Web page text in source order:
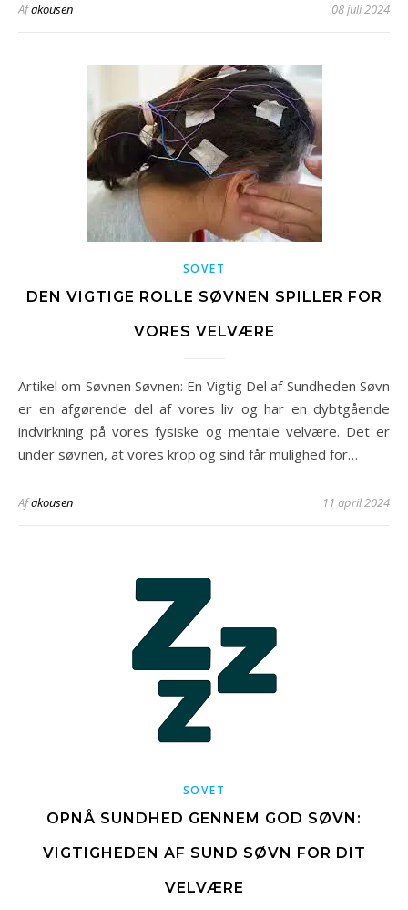
Afakousen 08 juli 2024
SOVET
DEN VIGTIGE ROLLE SØVNEN SPILLER FOR
VORES VELVÆRE
Artikel om Søvnen Søvnen: En Vigtig Del af Sundheden Søvn
er en afgørende del af vores liv og har en dybtgående
indvirkning på vores fysiske og mentale velvære. Det er
under søvnen, at vores krop og sind får mulighed for…
Afakousen 11 april 2024
SOVET
OPNÅ SUNDHED GENNEM GOD SØVN:
VIGTIGHEDEN AF SUND SØVN FOR DIT
VELVÆRE